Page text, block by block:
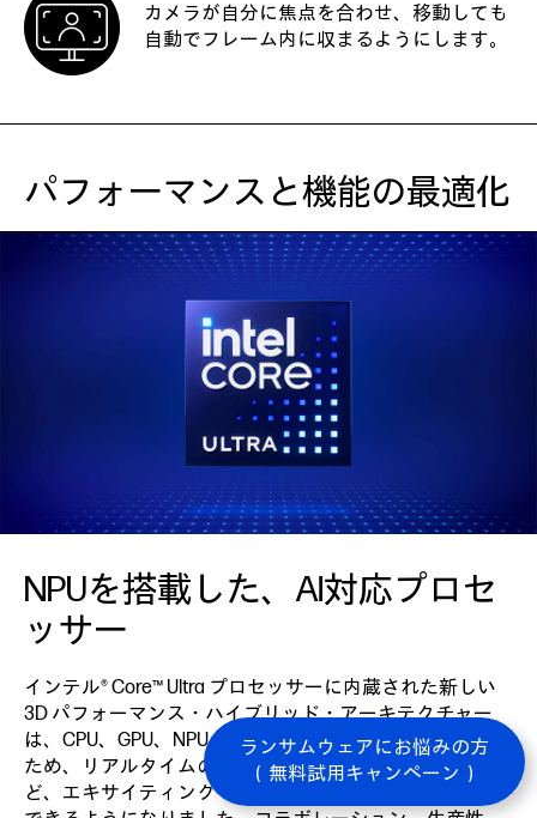
カメラが自分に焦点を合わせ、移動しても
自動でフレーム内に収まるようにします。
パフォーマンスと機能の最適化
NPUを搭載した、AI対応プロセ
ッサー
インテル® Core™ Ultra プロセッサーに内蔵された新しい
3D パフォーマンス・ハイブリッド・アーキテクチャー
は、CPU、GPU、NPU を単一のパッケージに統合。 その
ため、リアルタイムの言語翻訳、自動化された推論な
ど、エキサイティングで新しい AI 機能を活用することが
ランサムウェアにお悩みの方
（無料試用キャンペーン）